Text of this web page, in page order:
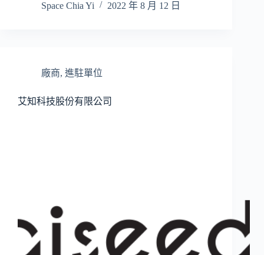
Space Chia Yi
2022 年 8 月 12 日
廠商, 進駐單位
艾知科技股份有限公司